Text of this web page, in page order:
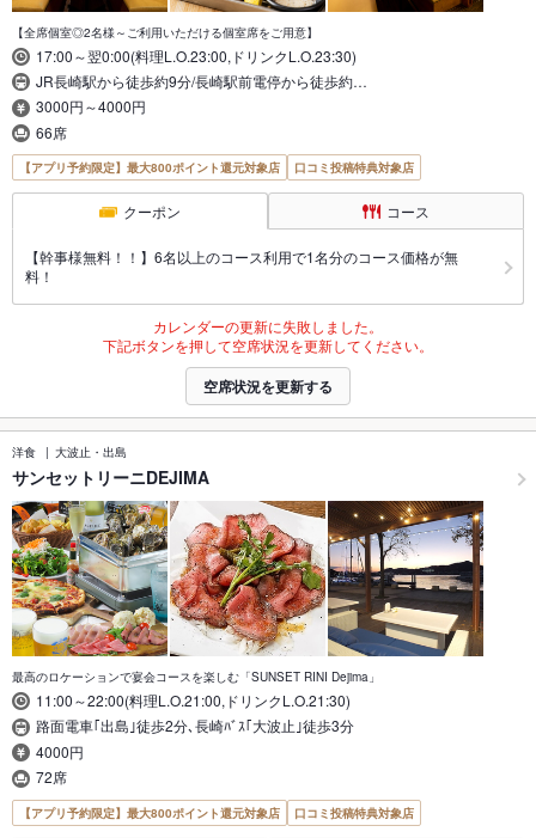
【全席個室◎2名様～ご利用いただける個室席をご用意】
17:00～翌0:00(料理L.O.23:00,ドリンクL.O.23:30)
JR長崎駅から徒歩約9分/長崎駅前電停から徒歩約…
3000円～4000円
66席
【アプリ予約限定】最大800ポイント還元対象店 口コミ投稿特典対象店
クーポン コース
【幹事様無料！！】6名以上のコース利用で1名分のコース価格が無
料！
カレンダーの更新に失敗しました。
下記ボタンを押して空席状況を更新してください。
空席状況を更新する
洋食 大波止・出島
サンセットリーニDEJIMA
最高のロケーションで宴会コースを楽しむ「SUNSET RINI Dejima」
11:00～22:00(料理L.O.21:00,ドリンクL.O.21:30)
路面電車｢出島｣徒歩2分､長崎ﾊﾞｽ｢大波止｣徒歩3分
4000円
72席
【アプリ予約限定】最大800ポイント還元対象店 口コミ投稿特典対象店